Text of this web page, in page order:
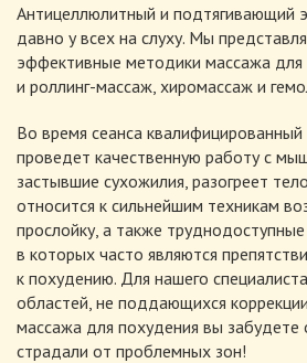
Антицеллюлитный и подтягивающий
давно у всех на слуху. Мы
эффективные методики массажа для
и роллинг-массаж , хиромассаж и
Во время сеанса
проведет качественную работу с
застывшие сухожилия, разогреет
относится к сильнейшим техникам
прослойку, а также
в которых часто являются
к похудению. Для нашего
областей, не поддающихся
массажа для похудения вы забудете
страдали от проблемных зон!